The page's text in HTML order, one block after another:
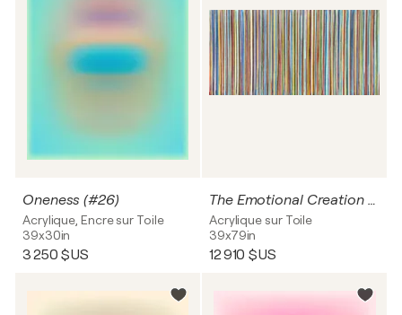
Oneness (#26)
Acrylique, Encre sur Toile
39x30in
3 250 $US
The Emotional Creation #327
Acrylique sur Toile
39x79in
12 910 $US